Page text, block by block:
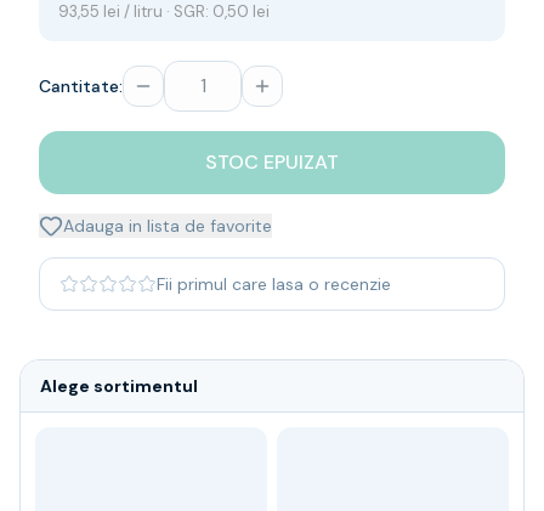
Single malt
Bourbon
Canadian
Coniac & Brandy
Lichior
Vermut & bitter
93,55 lei / litru · SGR: 0,50 lei
Cantitate:
STOC EPUIZAT
Adauga in lista de favorite
Fii primul care lasa o recenzie
Alege sortimentul